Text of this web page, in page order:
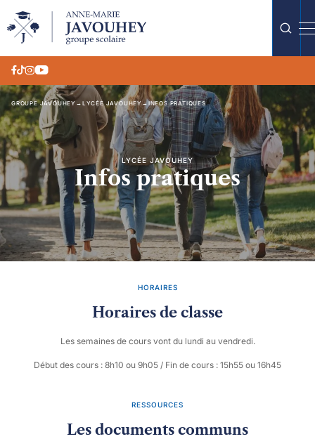
GROUPE JAVOUHEY → LYCÉE JAVOUHEY→ INFOS PRATIQUES
LYCÉE JAVOUHEY
Infos pratiques
HORAIRES
Horaires de classe
Les semaines de cours vont du lundi au vendredi.
Début des cours : 8h10 ou 9h05 / Fin de cours : 15h55 ou 16h45
RESSOURCES
Les documents communs